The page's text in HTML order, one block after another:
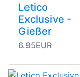
Letico
Exclusive -
Gießer
6.95EUR